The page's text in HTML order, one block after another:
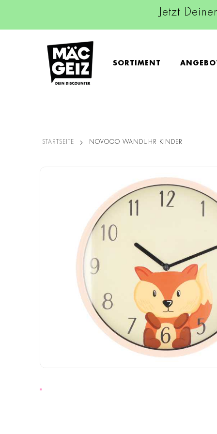
Jetzt
SORTIMENT
STARTSEITE NOVOOO WANDUHR KINDER
Zum